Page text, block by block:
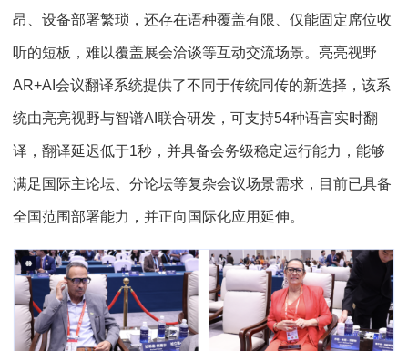
昂、设备部署繁琐，还存在语种覆盖有限、仅能固定席位收
听的短板，难以覆盖展会洽谈等互动交流场景。亮亮视野
AR+AI会议翻译系统提供了不同于传统同传的新选择，该系
统由亮亮视野与智谱AI联合研发，可支持54种语言实时翻
译，翻译延迟低于1秒，并具备会务级稳定运行能力，能够
满足国际主论坛、分论坛等复杂会议场景需求，目前已具备
全国范围部署能力，并正向国际化应用延伸。